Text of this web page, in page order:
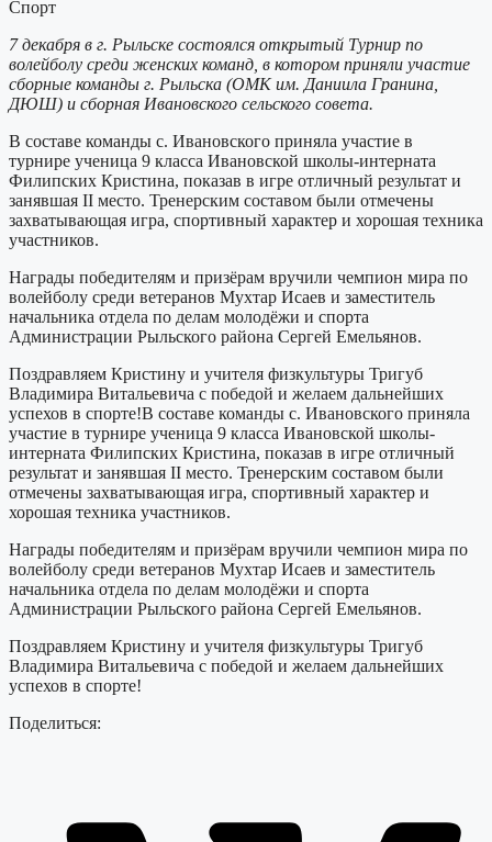
Спорт
7 декабря в г. Рыльске состоялся открытый Турнир по
волейболу среди женских команд, в котором приняли участие
сборные команды г. Рыльска (ОМК им. Даниила Гранина,
ДЮШ) и сборная Ивановского сельского совета.
В составе команды с. Ивановского приняла участие в
турнире ученица 9 класса Ивановской школы-интерната
Филипских Кристина, показав в игре отличный результат и
занявшая II место. Тренерским составом были отмечены
захватывающая игра, спортивный характер и хорошая техника
участников.
Награды победителям и призёрам вручили чемпион мира по
волейболу среди ветеранов Мухтар Исаев и заместитель
начальника отдела по делам молодёжи и спорта
Администрации Рыльского района Сергей Емельянов.
Поздравляем Кристину и учителя физкультуры Тригуб
Владимира Витальевича с победой и желаем дальнейших
успехов в спорте!В составе команды с. Ивановского приняла
участие в турнире ученица 9 класса Ивановской школы-
интерната Филипских Кристина, показав в игре отличный
результат и занявшая II место. Тренерским составом были
отмечены захватывающая игра, спортивный характер и
хорошая техника участников.
Награды победителям и призёрам вручили чемпион мира по
волейболу среди ветеранов Мухтар Исаев и заместитель
начальника отдела по делам молодёжи и спорта
Администрации Рыльского района Сергей Емельянов.
Поздравляем Кристину и учителя физкультуры Тригуб
Владимира Витальевича с победой и желаем дальнейших
успехов в спорте!
Поделиться: